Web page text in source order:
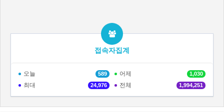
접속자집계
오늘 589 어제 1,030
최대 24,976 전체 1,994,251